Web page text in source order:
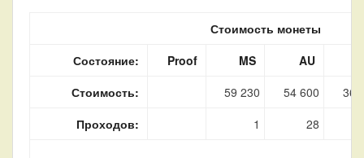
Стоимость монеты
Состояние:
Proof MS AU
Стоимость:
59 230 54 600
36
Проходов:
1 28